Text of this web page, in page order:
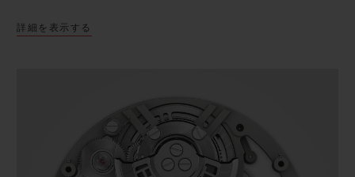
詳細を表示する